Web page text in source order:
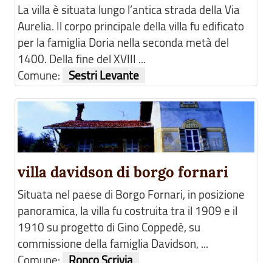
La villa è situata lungo l’antica strada della Via
Aurelia. Il corpo principale della villa fu edificato
per la famiglia Doria nella seconda metà del
1400. Della fine del XVIII ...
Comune:
Sestri Levante
villa davidson di borgo fornari
Situata nel paese di Borgo Fornari, in posizione
panoramica, la villa fu costruita tra il 1909 e il
1910 su progetto di Gino Coppedè, su
commissione della famiglia Davidson, ...
Comune:
Ronco Scrivia